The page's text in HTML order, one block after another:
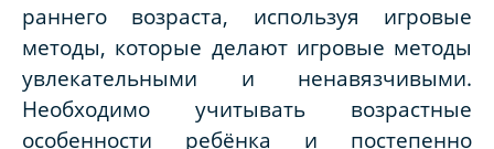
раннего возраста, используя игровые
методы, которые делают игровые методы
увлекательными и ненавязчивыми.
Необходимо учитывать возрастные
особенности ребёнка и постепенно